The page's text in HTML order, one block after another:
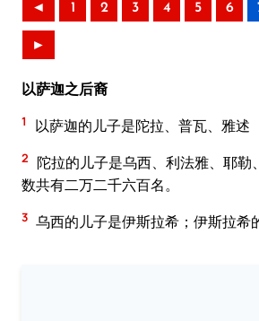
◄ 1 2 3 4 5 6
►
以萨迦之后裔
1 以萨迦的儿子是陀拉、普瓦、雅述
2
陀拉的儿子是乌西、利法雅、耶
数共有二万二千六百名。
3 乌西的儿子是伊斯拉希；伊斯拉希